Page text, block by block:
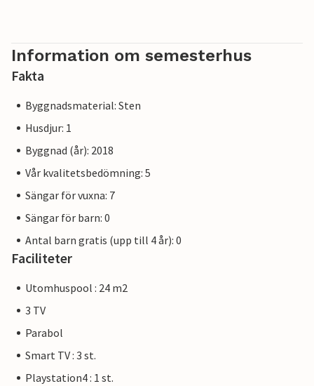
Information om semesterhus
Fakta
Byggnadsmaterial: Sten
Husdjur: 1
Byggnad (år): 2018
Vår kvalitetsbedömning: 5
Sängar för vuxna: 7
Sängar för barn: 0
Antal barn gratis (upp till 4 år): 0
Faciliteter
Utomhuspool : 24 m2
3 TV
Parabol
Smart TV : 3 st.
Playstation4 : 1 st.